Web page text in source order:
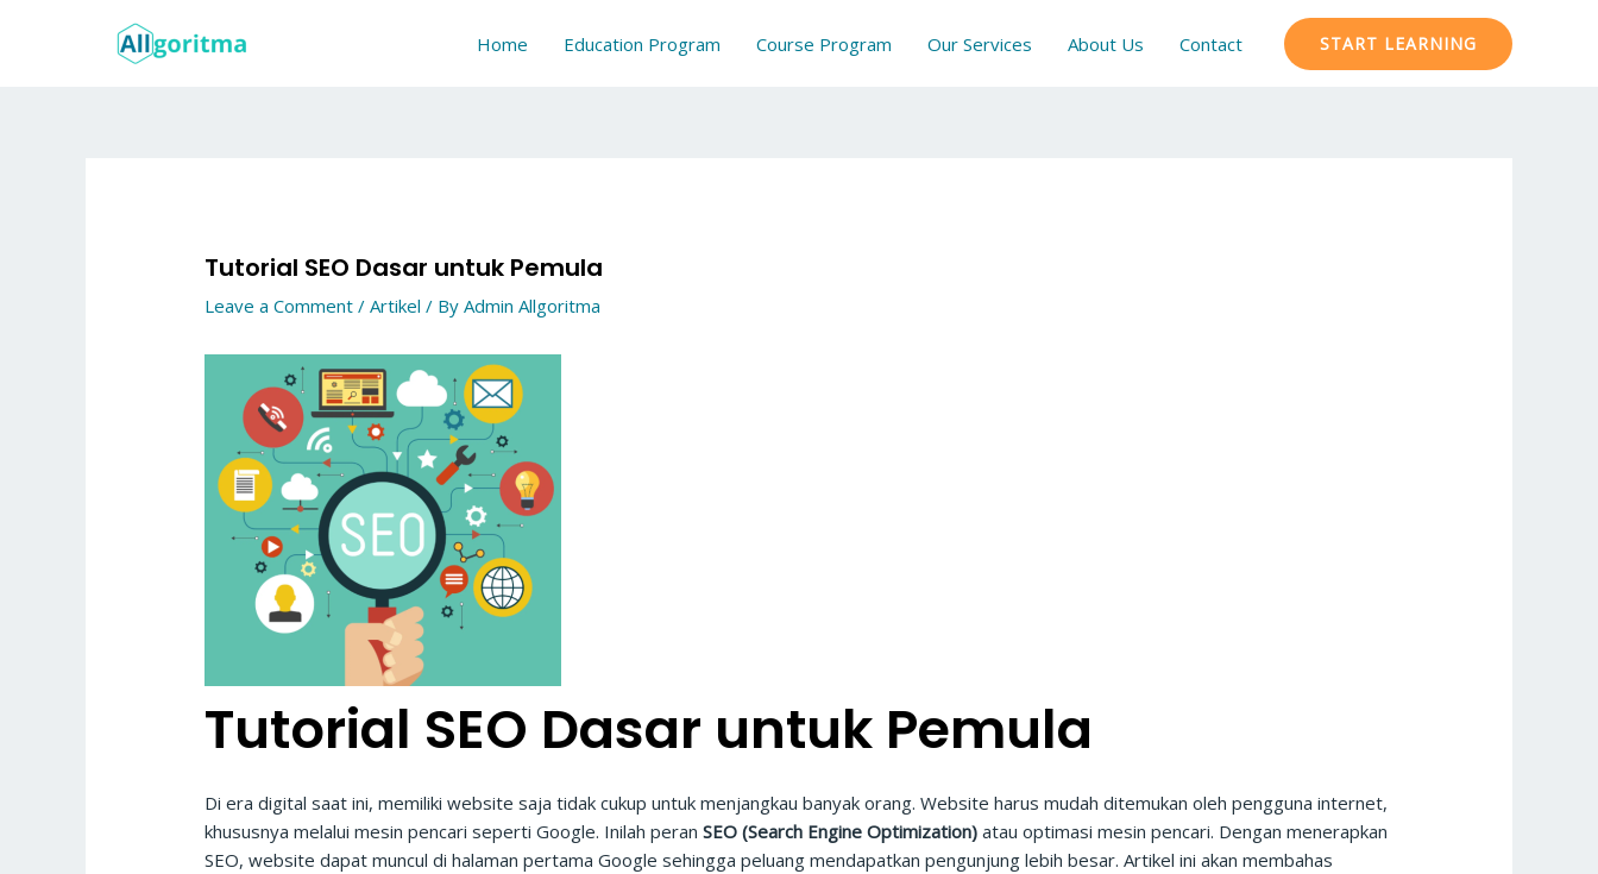
Home Education Program Course Program Our Services About Us Contact START LEARNING
Tutorial SEO Dasar untuk Pemula
Leave a Comment /Artikel / ByAdmin Allgoritma
Tutorial SEO Dasar untuk Pemula
Di era digital saat ini, memiliki website saja tidak cukup untuk menjangkau banyak orang. Website harus mudah ditemukan oleh pengguna internet,
khususnya melalui mesin pencari seperti Google. Inilah peranSEO (Search Engine Optimization) atau optimasi mesin pencari. Dengan menerapkan
SEO, website dapat muncul di halaman pertama Google sehingga peluang mendapatkan pengunjung lebih besar. Artikel ini akan membahas